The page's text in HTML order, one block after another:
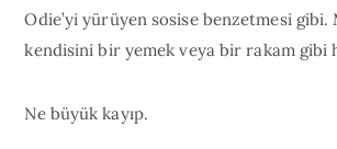
Odie’yi yürüyen sosise benzetmesi
kendisini bir yemek veya bir rakam gibi
Ne büyük kayıp.